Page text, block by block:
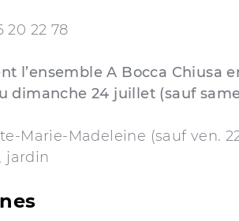
20 22 78
l’ensemble A Bocca Chiusa
dimanche 24 juillet (sauf
Marie-Madeleine (sauf ven.
jardin